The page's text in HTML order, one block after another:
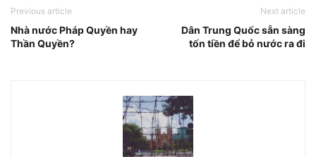
Previous article
Nhà nước Pháp Quyền hay
Thần Quyền?
Next article
Dân Trung Quốc sẵn sàng
tốn tiền để bỏ nước ra đi